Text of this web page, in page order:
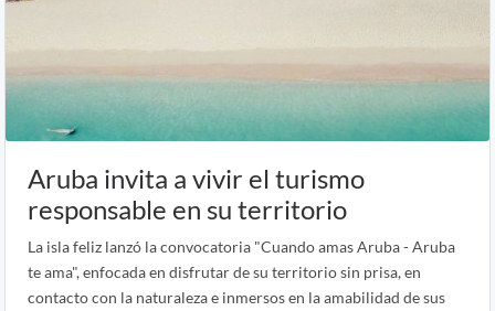
Aruba invita a vivir el turismo
responsable en su territorio
La isla feliz lanzó la convocatoria "Cuando amas Aruba - Aruba
te ama", enfocada en disfrutar de su territorio sin prisa, en
contacto con la naturaleza e inmersos en la amabilidad de sus